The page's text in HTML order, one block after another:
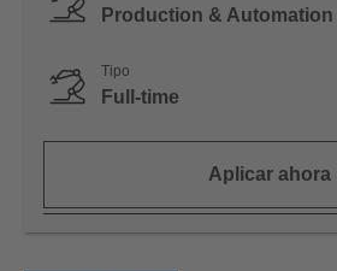
Production & Automation
Tipo
Full-time
Aplicar ahora